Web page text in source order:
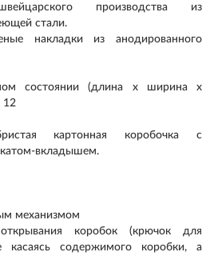
производства из
стали.
накладки из анодированного
состоянии (длина х ширина х
12
картонная коробочка с
вкладышем.
механизмом
коробок (крючок для
касаясь содержимого коробки, а